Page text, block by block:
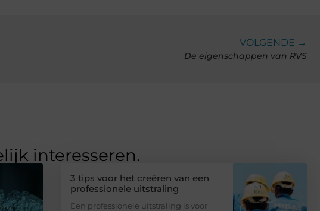
VOLGENDE →
De eigenschappen van RVS
interesseren.
3 tips voor het creëren van een
professionele uitstraling
Een professionele uitstraling is voor